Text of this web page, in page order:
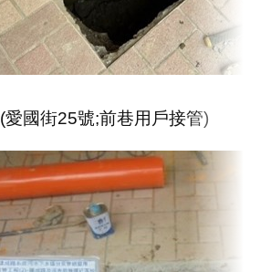
(愛國街25號;前巷用戶接管)